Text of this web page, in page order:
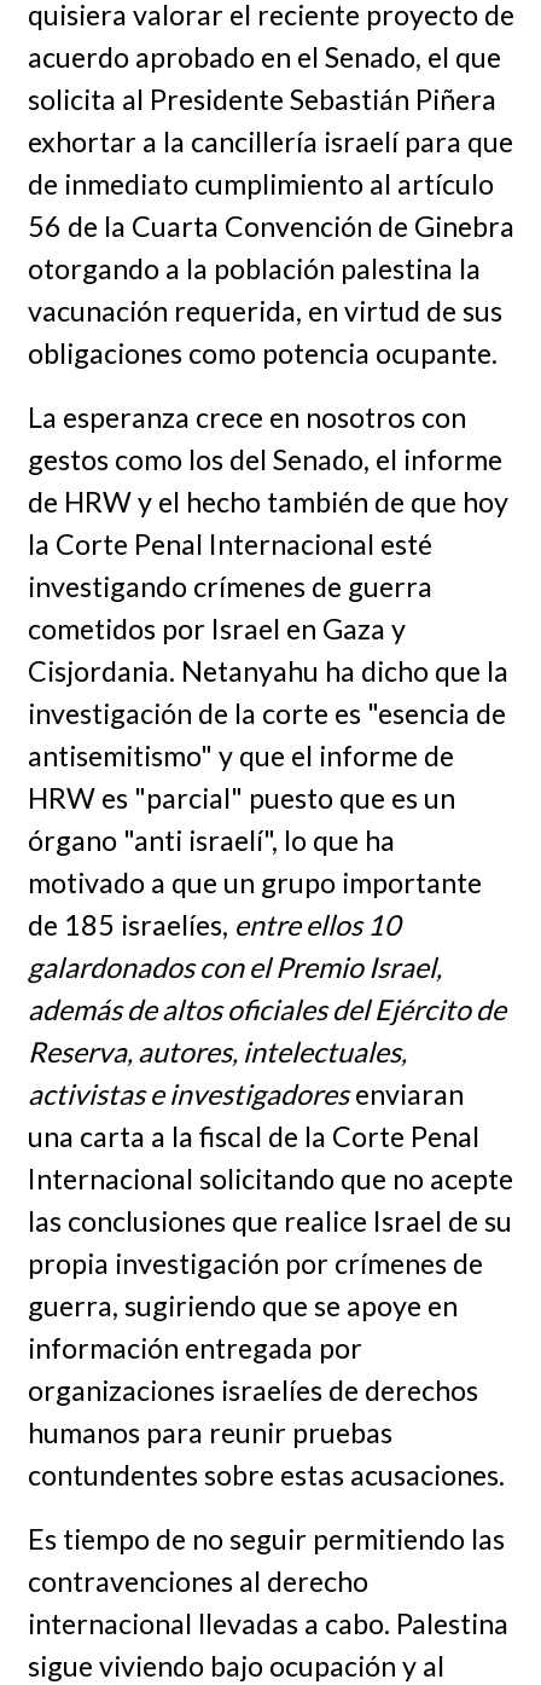
quisiera valorar el reciente proyecto de
acuerdo aprobado en el Senado, el que
solicita al Presidente Sebastián Piñera
exhortar a la cancillería israelí para que
de inmediato cumplimiento al artículo
56 de la Cuarta Convención de Ginebra
otorgando a la población palestina la
vacunación requerida, en virtud de sus
obligaciones como potencia ocupante.
La esperanza crece en nosotros con
gestos como los del Senado, el informe
de HRW y el hecho también de que hoy
la Corte Penal Internacional esté
investigando crímenes de guerra
cometidos por Israel en Gaza y
Cisjordania. Netanyahu ha dicho que la
investigación de la corte es "esencia de
antisemitismo" y que el informe de
HRW es "parcial" puesto que es un
órgano "anti israelí", lo que ha
motivado a que un grupo importante
de 185 israelíes, entre ellos 10
galardonados con el Premio Israel,
además de altos oficiales del Ejército de
Reserva, autores, intelectuales,
activistas e investigadoresenviaran
una carta a la fiscal de la Corte Penal
Internacional solicitando que no acepte
las conclusiones que realice Israel de su
propia investigación por crímenes de
guerra, sugiriendo que se apoye en
información entregada por
organizaciones israelíes de derechos
humanos para reunir pruebas
contundentes sobre estas acusaciones.
Es tiempo de no seguir permitiendo las
contravenciones al derecho
internacional llevadas a cabo. Palestina
sigue viviendo bajo ocupación y al